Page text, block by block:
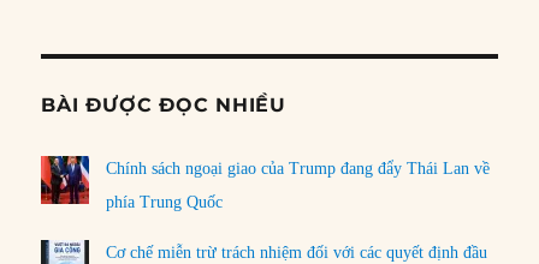
BÀI ĐƯỢC ĐỌC NHIỀU
Chính sách ngoại giao của Trump đang đẩy Thái Lan về
phía Trung Quốc
Cơ chế miễn trừ trách nhiệm đối với các quyết định đầu